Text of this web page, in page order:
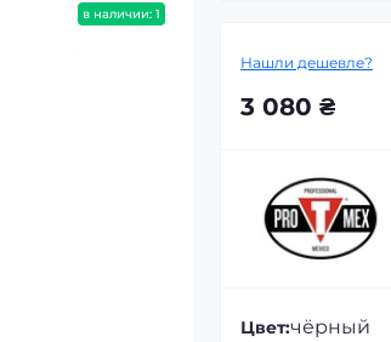
в наличии: 1
Нашли дешевле?
3 080 ₴
Цвет:чёрный